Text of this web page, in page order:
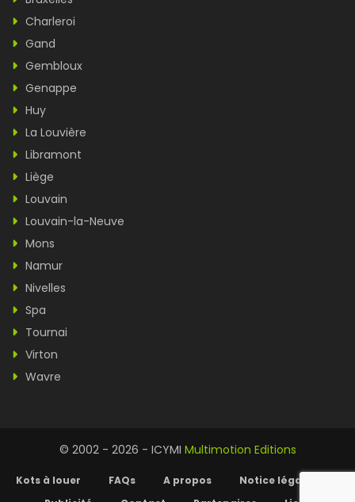
Charleroi
Gand
Gembloux
Genappe
Huy
La Louvière
Libramont
Liège
Louvain
Louvain-la-Neuve
Mons
Namur
Nivelles
Spa
Tournai
Virton
Wavre
© 2002 - 2026 - ICYMI Multimotion Editions
Kots à louer FAQs A propos
Notice légale